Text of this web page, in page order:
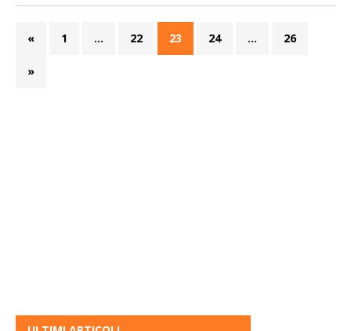
« 1 … 22 23 24 … 26
»